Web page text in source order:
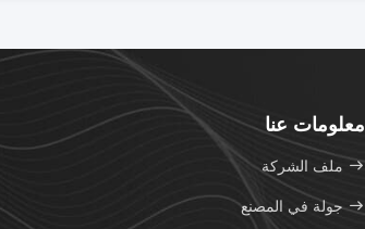
معلومات عنا
ملف الشركة
جولة في المصنع